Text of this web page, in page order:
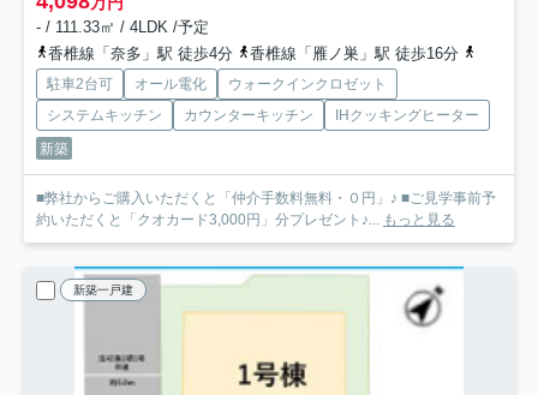
- / 111.33㎡ / 4LDK /予定
香椎線「奈多」駅 徒歩4分
香椎線「雁ノ巣」駅 徒歩16分
駐車2台可 オール電化
ウォークインクロゼット
システムキッチン
カウンターキッチン
IHクッキングヒーター
新築
■弊社からご購入いただくと「仲介手数料無料・０円」♪ ■ご見学事前予
約いただくと「クオカード3,000円」分プレゼント♪... もっと見る
新築一戸建